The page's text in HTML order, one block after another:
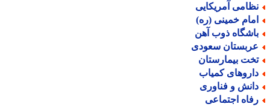
آمریکایی
خمینی (ره)
ذوب آهن
سعودی
بیمارستان
کمیاب
و فناوری
اجتماعی